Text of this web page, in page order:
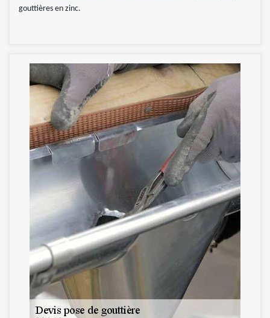
gouttières en zinc.